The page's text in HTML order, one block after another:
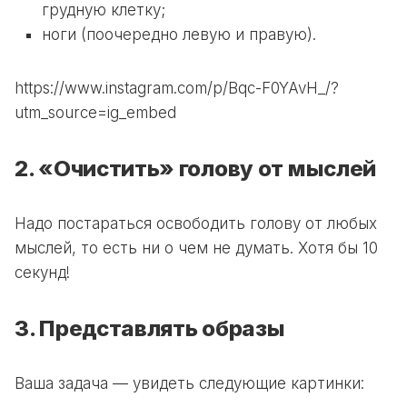
грудную клетку;
ноги (поочередно левую и правую).
https://www.instagram.com/p/Bqc-F0YAvH_/?
utm_source=ig_embed
2. «Очистить» голову от мыслей
Надо постараться освободить голову от любых
мыслей, то есть ни о чем не думать. Хотя бы 10
секунд!
3. Представлять образы
Ваша задача — увидеть следующие картинки: